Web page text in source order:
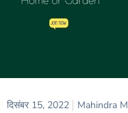
दिसंबर 15, 2022 Mahindra M